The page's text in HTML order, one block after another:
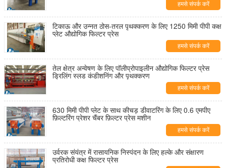
हमसे संपर्क करें
टिकाऊ और उन्नत ठोस-तरल पृथक्करण के लिए 1250 मिमी पीपी कक्ष
प्लेट औद्योगिक फिल्टर प्रेस
हमसे संपर्क करें
तेल क्षेत्र अन्वेषण के लिए पॉलीप्रोपाइलीन औद्योगिक फिल्टर प्रेस
ड्रिलिंग स्लड कंडीशनिंग और पृथक्करण
हमसे संपर्क करें
630 मिमी पीपी प्लेट के साथ कीचड़ डीवाटरिंग के लिए 0.6 एमपीए
फ़िल्टरिंग प्रेशर चैंबर फ़िल्टर प्रेस मशीन
हमसे संपर्क करें
उर्वरक संयंत्र में रासायनिक निस्पंदन के लिए हल्के और संक्षारण
प्रतिरोधी कक्ष फिल्टर प्रेस